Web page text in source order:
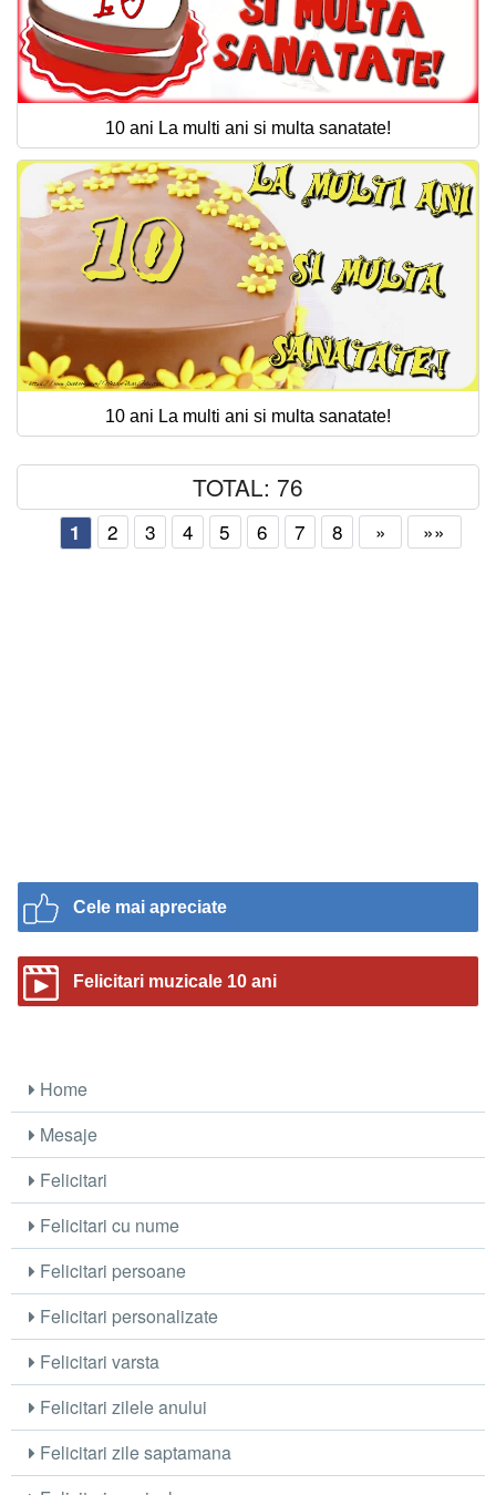
10 ani La multi ani si multa sanatate!
10 ani La multi ani si multa sanatate!
TOTAL: 76
1 2 3 4 5 6 7 8 » »»
Cele mai apreciate
Felicitari muzicale 10 ani
Home
Mesaje
Felicitari
Felicitari cu nume
Felicitari persoane
Felicitari personalizate
Felicitari varsta
Felicitari zilele anului
Felicitari zile saptamana